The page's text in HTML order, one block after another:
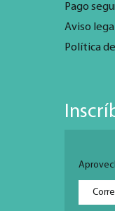
Pago
Aviso legal
Política